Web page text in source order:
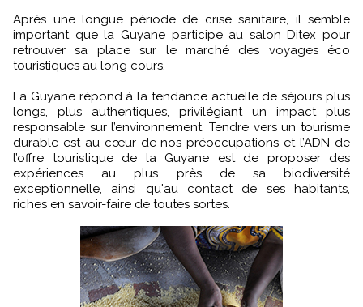
Après une longue période de crise sanitaire, il semble
important que la Guyane participe au salon Ditex pour
retrouver sa place sur le marché des voyages éco
touristiques au long cours.
La Guyane répond à la tendance actuelle de séjours plus
longs, plus authentiques, privilégiant un impact plus
responsable sur l’environnement. Tendre vers un tourisme
durable est au cœur de nos préoccupations et l’ADN de
l’offre touristique de la Guyane est de proposer des
expériences au plus près de sa biodiversité
exceptionnelle, ainsi qu'au contact de ses habitants,
riches en savoir-faire de toutes sortes.